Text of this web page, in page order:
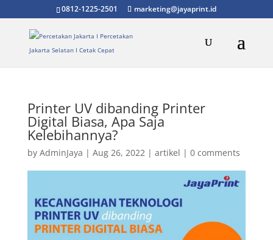
0812-1225-2501 marketing@jayaprint.id
Printer UV dibanding Printer
Digital Biasa, Apa Saja
Kelebihannya?
by AdminJaya | Aug 26, 2022| artikel | 0 comments